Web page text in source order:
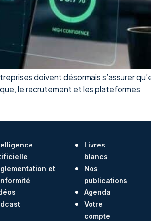
doivent désormais s’assurer
le recrutement et les plateformes
et
Livres
blancs
Nos
publications
Agenda
Votre
compte